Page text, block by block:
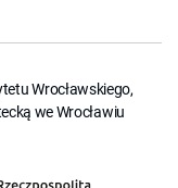
Wrocławskiego,
we Wrocławiu